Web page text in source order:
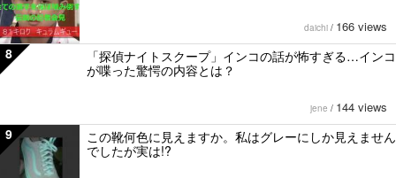
daichi / 166 views
8
「探偵ナイトスクープ」インコの話が怖すぎる…インコ
が喋った驚愕の内容とは？
jene / 144 views
9
この靴何色に見えますか。私はグレーにしか見えません
でしたが実は!?